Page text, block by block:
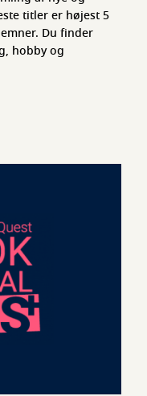
titler er højest 5
Du finder
hobby og